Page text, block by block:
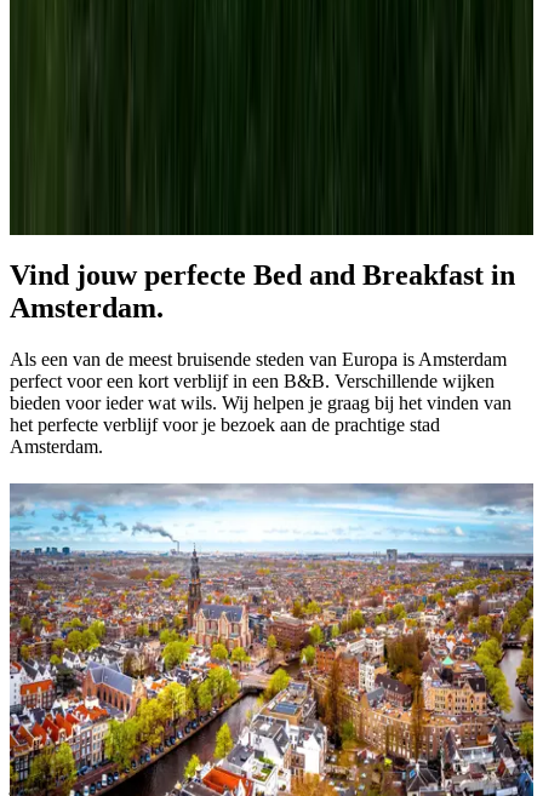
Vind jouw perfecte Bed and Breakfast in
Amsterdam.
Als een van de meest bruisende steden van Europa is Amsterdam
perfect voor een kort verblijf in een B&B. Verschillende wijken
bieden voor ieder wat wils. Wij helpen je graag bij het vinden van
het perfecte verblijf voor je bezoek aan de prachtige stad
Amsterdam.
Verblijf dichtbij alle highlights
van de stad.
Reis je met de trein naar Amsterdam of wens je volop gebruik te
maken van het openbaar vervoer in de stad, dan kan het handig zijn
om in de buurt vanAmsterdam Centraalte verblijven. Wat mooi
meegenomen is, is dat je verblijf hierdoor super dichtbij veel
bezienswaardigheden ligt. Andere opties om te verblijven in het
centrum zijn dichtbijhet Anne Frank huis,het Rijksmuseum,Het
Koninklijk Paleisen de net buiten centrum gelegen dierentuin:Artis.
Ongeacht hoelang je verblijf duurt, zijn er talloze mogelijkheden om
je bezoek aan Amsterdam afwisselend te spenderen.